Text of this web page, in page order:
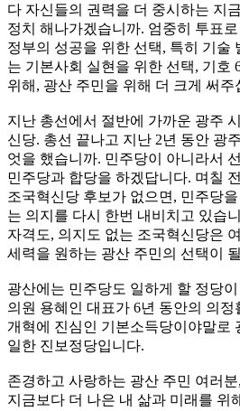
다 자신들의 권력을 더 중시하는 지
정치 해나가겠습니까. 엄중히 투표
정부의 성공을 위한 선택, 특히 기술
는 기본사회 실현을 위한 선택, 기호
위해, 광산 주민을 위해 더 크게 써주
지난 총선에서 절반에 가까운 광주
신당. 총선 끝나고 지난 2년 동안 광
엇을 했습니까. 민주당이 아니라서
민주당과 합당을 하겠답니다. 며칠
조국혁신당 후보가 없으면, 민주당
는 의지를 다시 한번 내비치고 있습
자격도, 의지도 없는 조국혁신당은
세력을 원하는 광산 주민의 선택이
광산에는 민주당도 일하게 할 정당
의원 용혜인 대표가 6년 동안의 의
개혁에 진심인 기본소득당이야말로
일한 진보정당입니다.
존경하고 사랑하는 광산 주민 여러분,
지금보다 더 나은 내 삶과 미래를 위